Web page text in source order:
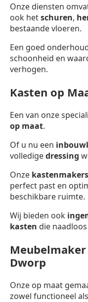
Onze diensten
ook hetschuren,
bestaande vloeren.
Een goed
schoonheid en
verhogen.
Kasten op
Een van onze
op maat.
Of u nu een
volledigedressing
Onze kastenmakers
perfect past en
beschikbare ruimte.
Wij bieden ook
kasten die
Dworp
Onze op maat
zowel functioneel